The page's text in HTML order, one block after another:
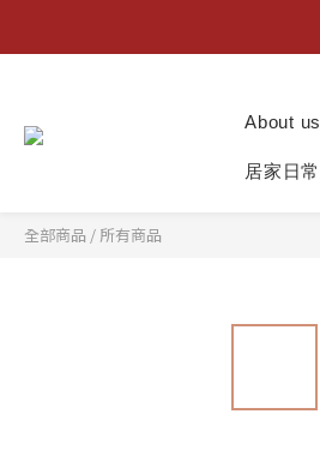
About us
居家日常
全部商品 / 所有商品